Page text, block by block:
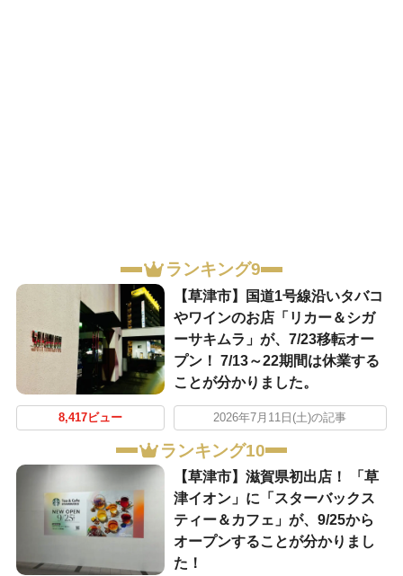
ランキング9
【草津市】国道1号線沿いタバコ
やワインのお店「リカー＆シガ
ーサキムラ」が、7/23移転オー
プン！ 7/13～22期間は休業する
ことが分かりました。
8,417ビュー 2026年7月11日(土)の記事
ランキング10
【草津市】滋賀県初出店！ 「草
津イオン」に「スターバックス
ティー＆カフェ」が、9/25から
オープンすることが分かりまし
た！